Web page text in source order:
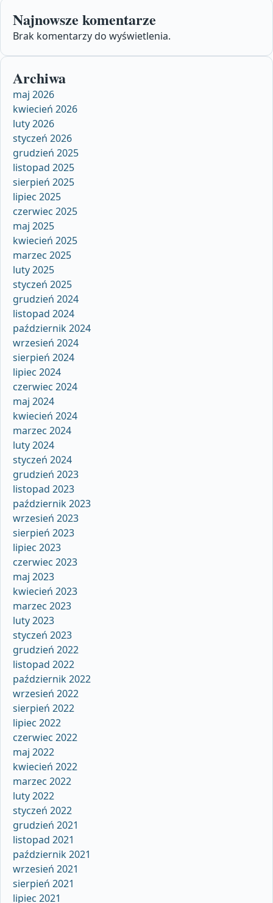
Najnowsze komentarze
Brak komentarzy do wyświetlenia.
Archiwa
maj 2026
kwiecień 2026
luty 2026
styczeń 2026
grudzień 2025
listopad 2025
sierpień 2025
lipiec 2025
czerwiec 2025
maj 2025
kwiecień 2025
marzec 2025
luty 2025
styczeń 2025
grudzień 2024
listopad 2024
październik 2024
wrzesień 2024
sierpień 2024
lipiec 2024
czerwiec 2024
maj 2024
kwiecień 2024
marzec 2024
luty 2024
styczeń 2024
grudzień 2023
listopad 2023
październik 2023
wrzesień 2023
sierpień 2023
lipiec 2023
czerwiec 2023
maj 2023
kwiecień 2023
marzec 2023
luty 2023
styczeń 2023
grudzień 2022
listopad 2022
październik 2022
wrzesień 2022
sierpień 2022
lipiec 2022
czerwiec 2022
maj 2022
kwiecień 2022
marzec 2022
luty 2022
styczeń 2022
grudzień 2021
listopad 2021
październik 2021
wrzesień 2021
sierpień 2021
lipiec 2021